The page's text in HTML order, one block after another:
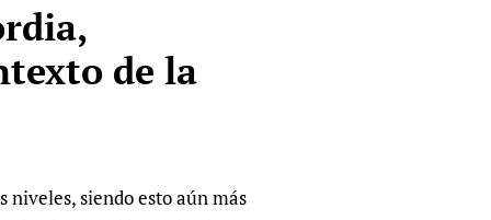
Children
Français
Español
de la
niveles, siendo esto aún más